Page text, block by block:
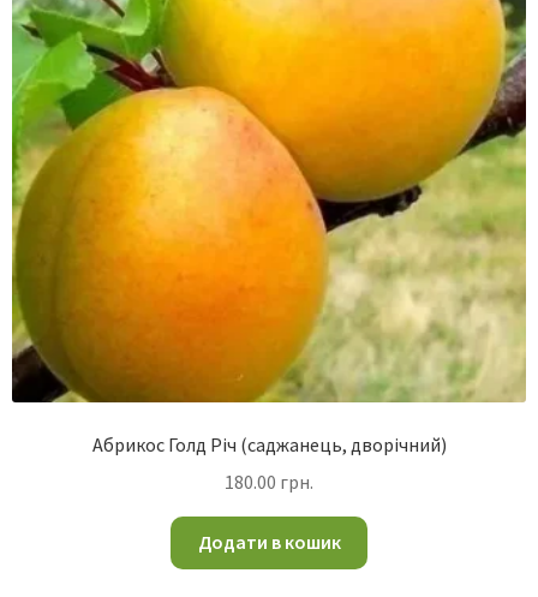
Абрикос Голд Річ (саджанець, дворічний)
180.00 грн.
Додати в кошик